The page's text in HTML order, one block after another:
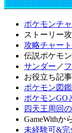
ポケモンチ
ストーリー
攻略チャート
伝説ポケモ
サンダー ／
お役立ち記事
ポケモン図
ポケモンGO
四天王周回
GameWithか
未経験可&完